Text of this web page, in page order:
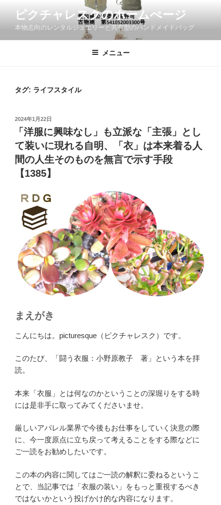
ン
ピクチャレスクのホームぺージ
本物志向のレンタルジュエリーと共有型のハンドメイドバッグ
メニュー
タグ: ライフスタイル
投
2024年1月22日
「洋服に興味なし」も立派な「主張」とし
て装いに現れる自明、「衣」は本来着る人
間の人生そのものを無言で示す手段
【1385】
まえがき
こんにちは。picturesque（ピクチャレスク）です。
このたび、「闘う衣服：小野原教子 著」という本を拝
読。
本来「衣服」とは何なのかということの深堀りをする時
には是非手に取ってみてくださいませ。
厳しいアパレル業界で今後もお仕事をしていく決意の際
に、今一度原点に立ち戻って考えることをする際などに
ご一読をお勧めしたいです。
この本の内容に関してはご一読の解釈に委ねるというこ
とで、当記事では「衣服の装い」をもっと重視するべき
ではないかという投げかけ的な内容になります。